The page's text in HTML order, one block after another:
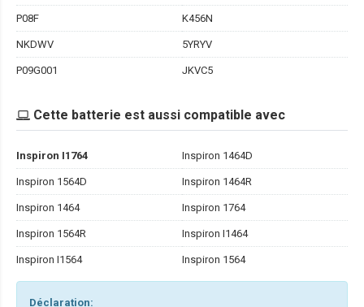
P08F K456N
NKDWV 5YRYV
P09G001 JKVC5
Cette batterie est aussi compatible avec
Inspiron I1764 Inspiron 1464D
Inspiron 1564D Inspiron 1464R
Inspiron 1464 Inspiron 1764
Inspiron 1564R Inspiron I1464
Inspiron I1564 Inspiron 1564
Déclaration: